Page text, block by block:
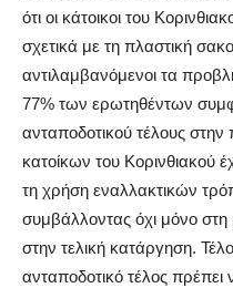
ότι οι κάτοικοι του
σχετικά με τη πλαστική
αντιλαμβανόμενοι τα
77% των ερωτηθέντων
ανταποδοτικού τέλους
κατοίκων του Κορινθιακού
τη χρήση εναλλακτικών
συμβάλλοντας όχι μόνο
στην τελική κατάργηση.
ανταποδοτικό τέλος πρέπει